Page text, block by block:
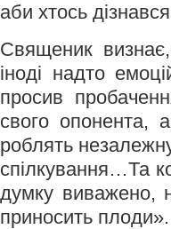
аби хтось
Священик
іноді надто
просив
свого опонента,
роблять
спілкування…Та
думку виважено,
приносить плоди».